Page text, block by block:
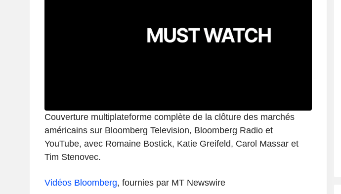
Couverture multiplateforme complète de la clôture des marchés
américains sur Bloomberg Television, Bloomberg Radio et
YouTube, avec Romaine Bostick, Katie Greifeld, Carol Massar et
Tim Stenovec.
Vidéos Bloomberg, fournies par MT Newswire